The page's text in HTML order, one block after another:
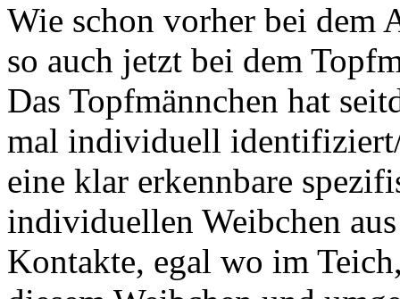
Wie schon vorher bei dem
so auch jetzt bei dem
Das Topfmännchen hat
mal individuell identifiziert/
eine klar erkennbare
individuellen Weibchen
Kontakte, egal wo im